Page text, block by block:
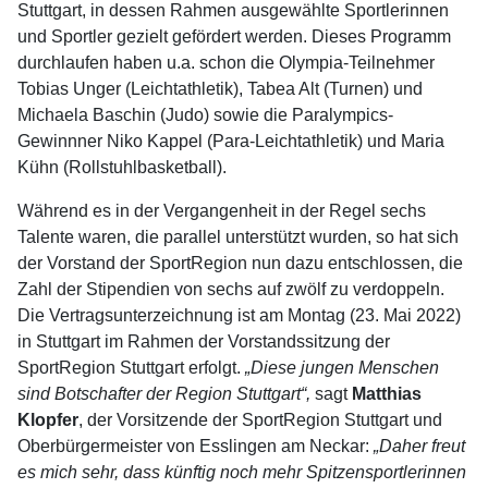
Stuttgart, in dessen Rahmen ausgewählte Sportlerinnen
und Sportler gezielt gefördert werden. Dieses Programm
durchlaufen haben u.a. schon die Olympia-Teilnehmer
Tobias Unger (Leichtathletik), Tabea Alt (Turnen) und
Michaela Baschin (Judo) sowie die Paralympics-
Gewinnner Niko Kappel (Para-Leichtathletik) und Maria
Kühn (Rollstuhlbas­ketball).
Während es in der Vergangenheit in der Regel sechs
Talente waren, die parallel unterstützt wurden, so hat sich
der Vorstand der SportRegion nun dazu entschlossen, die
Zahl der Stipendien von sechs auf zwölf zu verdoppeln.
Die Vertragsunterzeichnung ist am Montag (23. Mai 2022)
in Stuttgart im Rahmen der Vorstands­sitzung der
SportRegion Stuttgart erfolgt. „Diese jungen Menschen
sind Botschafter der Region Stuttgart“, sagt Matthias
Klopfer, der Vorsitzende der SportRegion Stuttgart und
Oberbürgermeister von Esslingen am Neckar: „Daher freut
es mich sehr, dass künftig noch mehr Spitzensportlerinnen